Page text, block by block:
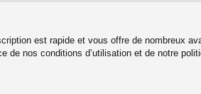
est rapide et vous offre de nombreux
de nos conditions d’utilisation et de notre